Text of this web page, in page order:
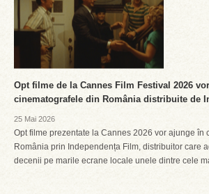
Opt filme de la Cannes Film Festival 2026
cinematografele din România distribuite de
25 Mai 2026
Opt filme prezentate la Cannes 2026 vor ajunge în
România prin Independența Film, distribuitor care
decenii pe marile ecrane locale unele dintre cele